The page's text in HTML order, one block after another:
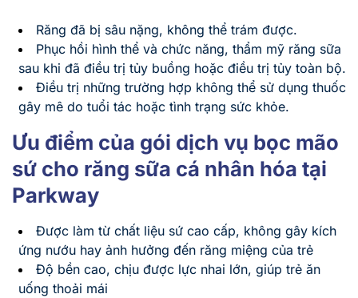
Răng đã bị sâu nặng, không thể trám được.
Phục hồi hình thể và chức năng, thẩm mỹ răng sữa
sau khi đã điều trị tủy buồng hoặc điều trị tủy toàn bộ.
Điều trị những trường hợp không thể sử dụng thuốc
gây mê do tuổi tác hoặc tình trạng sức khỏe.
Ưu điểm của gói dịch vụ bọc mão
sứ cho răng sữa cá nhân hóa tại
Parkway
Được làm từ chất liệu sứ cao cấp, không gây kích
ứng nướu hay ảnh hưởng đến răng miệng của trẻ
Độ bền cao, chịu được lực nhai lớn, giúp trẻ ăn
uống thoải mái